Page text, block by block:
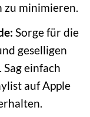
zu minimieren.
Sorge für die
geselligen
einfach
auf Apple